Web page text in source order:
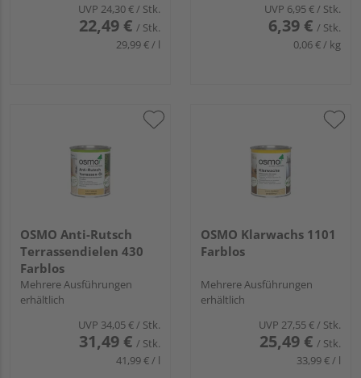
UVP 24,30 €/ Stk.
22,49 € / Stk.
29,99 € / l
UVP 6,95 €/ Stk.
6,39 € / Stk.
0,06 € / kg
OSMO Anti-Rutsch
Terrassendielen 430
Farblos
Mehrere Ausführungen
erhältlich
UVP 34,05 €/ Stk.
31,49 € / Stk.
41,99 € / l
OSMO Klarwachs 1101
Farblos
Mehrere Ausführungen
erhältlich
UVP 27,55 €/ Stk.
25,49 € / Stk.
33,99 € / l